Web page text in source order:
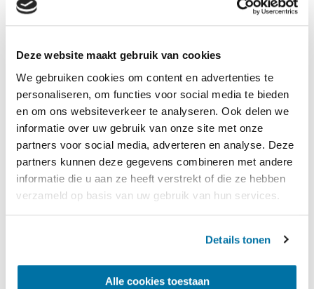
Deze website maakt gebruik van cookies
We gebruiken cookies om content en advertenties te
personaliseren, om functies voor social media te bieden
en om ons websiteverkeer te analyseren. Ook delen we
informatie over uw gebruik van onze site met onze
partners voor social media, adverteren en analyse. Deze
partners kunnen deze gegevens combineren met andere
informatie die u aan ze heeft verstrekt of die ze hebben
verzameld op basis van uw gebruik van hun services.
Details tonen
Alle cookies toestaan
Ook het andere deel van het gebouw
voor de afhandeling van
voedselproducten en sierteelt kent
diverse temperatuurzones. Bovendien is
er een vacuümkoeler opgenomen voor
bijzonder snelle afkoeling van producten
zoals bloemen en bladgroenten. De
vacuümkoeler vereist specifieke
inrichting van de industriële koeltechniek:
het gevraagde vrij hoge koelvermogen
zogenaamde flash point tijdens de